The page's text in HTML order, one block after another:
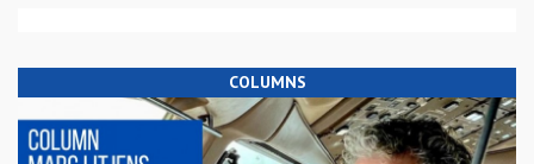
COLUMNS